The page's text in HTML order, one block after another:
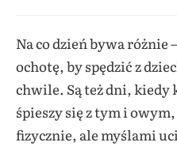
Na co dzień bywa różnie
ochotę, by spędzić z
chwile. Są też dni, kiedy
śpieszy się z tym i
fizycznie, ale myślami